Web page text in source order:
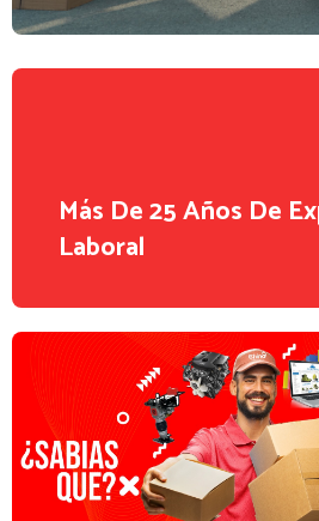
Más De 25 Años De
Laboral